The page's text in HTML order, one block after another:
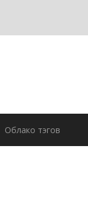
Облако тэгов